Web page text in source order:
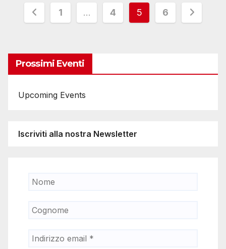
Paginazione
articoli
1 … 4 5 6
Prossimi Eventi
Upcoming Events
Iscriviti alla nostra Newsletter